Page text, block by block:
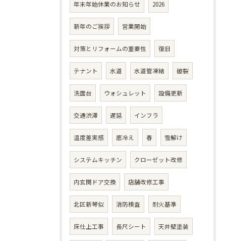
年末年始休業のお知らせ 2026
新年のご挨拶 営業開始
対策とリフォームの重要性 復旧
テナント 水道 水道管凍結 破裂
洗面台 ウォシュレット 設備更新
交通渋滞 遅延 インフラ
温度差実感 底冷え 春 雪解け
システムキッチン クローゼット改修
内玄関ドア交換 店舗改修工事
北区新琴似 消防検査 耐火基準
床仕上工事 長尺シート 天井壁塗装